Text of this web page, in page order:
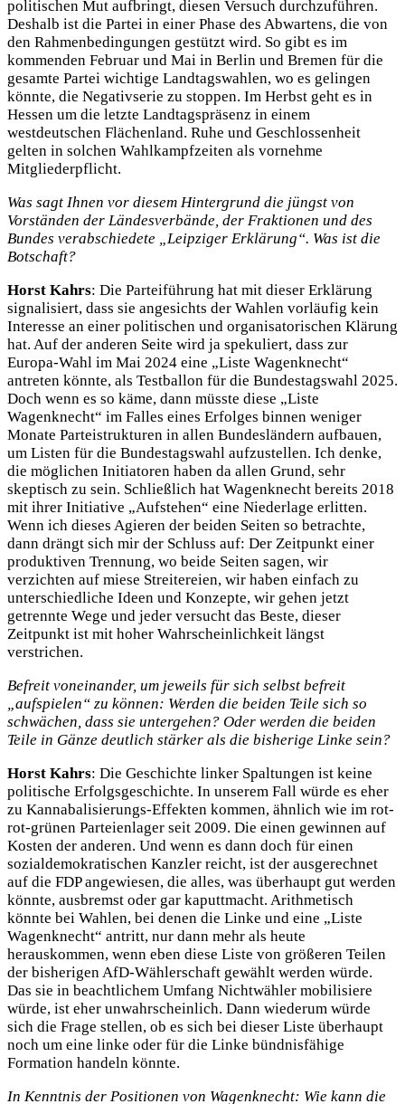
politischen Mut aufbringt, diesen Versuch durchzuführen.
Deshalb ist die Partei in einer Phase des Abwartens, die von
den Rahmenbedingungen gestützt wird. So gibt es im
kommenden Februar und Mai in Berlin und Bremen für die
gesamte Partei wichtige Landtagswahlen, wo es gelingen
könnte, die Negativserie zu stoppen. Im Herbst geht es in
Hessen um die letzte Landtagspräsenz in einem
westdeutschen Flächenland. Ruhe und Geschlossenheit
gelten in solchen Wahlkampfzeiten als vornehme
Mitgliederpflicht.
Was sagt Ihnen vor diesem Hintergrund die jüngst von
Vorständen der Ländesverbände, der Fraktionen und des
Bundes verabschiedete „Leipziger Erklärung“. Was ist die
Botschaft?
Horst Kahrs: Die Parteiführung hat mit dieser Erklärung
signalisiert, dass sie angesichts der Wahlen vorläufig kein
Interesse an einer politischen und organisatorischen Klärung
hat. Auf der anderen Seite wird ja spekuliert, dass zur
Europa-Wahl im Mai 2024 eine „Liste Wagenknecht“
antreten könnte, als Testballon für die Bundestagswahl 2025.
Doch wenn es so käme, dann müsste diese „Liste
Wagenknecht“ im Falles eines Erfolges binnen weniger
Monate Parteistrukturen in allen Bundesländern aufbauen,
um Listen für die Bundestagswahl aufzustellen. Ich denke,
die möglichen Initiatoren haben da allen Grund, sehr
skeptisch zu sein. Schließlich hat Wagenknecht bereits 2018
mit ihrer Initiative „Aufstehen“ eine Niederlage erlitten.
Wenn ich dieses Agieren der beiden Seiten so betrachte,
dann drängt sich mir der Schluss auf: Der Zeitpunkt einer
produktiven Trennung, wo beide Seiten sagen, wir
verzichten auf miese Streitereien, wir haben einfach zu
unterschiedliche Ideen und Konzepte, wir gehen jetzt
getrennte Wege und jeder versucht das Beste, dieser
Zeitpunkt ist mit hoher Wahrscheinlichkeit längst
verstrichen.
Befreit voneinander, um jeweils für sich selbst befreit
„aufspielen“ zu können: Werden die beiden Teile sich so
schwächen, dass sie untergehen? Oder werden die beiden
Teile in Gänze deutlich stärker als die bisherige Linke sein?
Horst Kahrs: Die Geschichte linker Spaltungen ist keine
politische Erfolgsgeschichte. In unserem Fall würde es eher
zu Kannabalisierungs-Effekten kommen, ähnlich wie im rot-
rot-grünen Parteienlager seit 2009. Die einen gewinnen auf
Kosten der anderen. Und wenn es dann doch für einen
sozialdemokratischen Kanzler reicht, ist der ausgerechnet
auf die FDP angewiesen, die alles, was überhaupt gut werden
könnte, ausbremst oder gar kaputtmacht. Arithmetisch
könnte bei Wahlen, bei denen die Linke und eine „Liste
Wagenknecht“ antritt, nur dann mehr als heute
herauskommen, wenn eben diese Liste von größeren Teilen
der bisherigen AfD-Wählerschaft gewählt werden würde.
Das sie in beachtlichem Umfang Nichtwähler mobilisiere
würde, ist eher unwahrscheinlich. Dann wiederum würde
sich die Frage stellen, ob es sich bei dieser Liste überhaupt
noch um eine linke oder für die Linke bündnisfähige
Formation handeln könnte.
In Kenntnis der Positionen von Wagenknecht: Wie kann die